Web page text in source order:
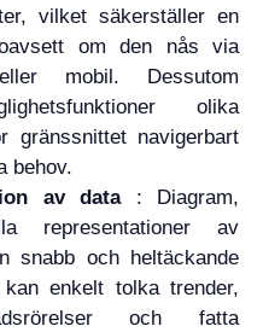
vilket säkerställer en
om den nås via
mobil. Dessutom
olika
gränssnittet navigerbart
behov.
av data: Diagram,
representationer av
snabb och heltäckande
enkelt tolka trender,
och fatta